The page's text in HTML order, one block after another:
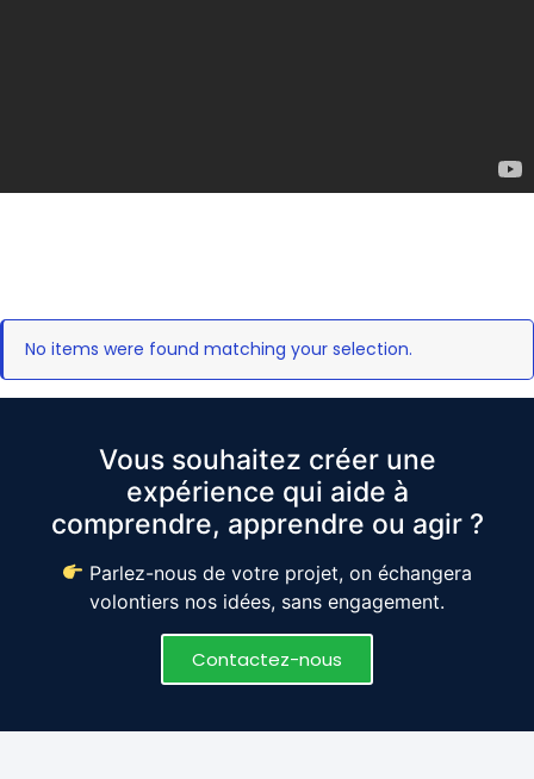
No items were found matching your selection.
Vous souhaitez créer une
expérience qui aide à
comprendre, apprendre ou agir ?
Parlez-nous de votre projet, on échangera
volontiers nos idées, sans engagement.
Contactez-nous